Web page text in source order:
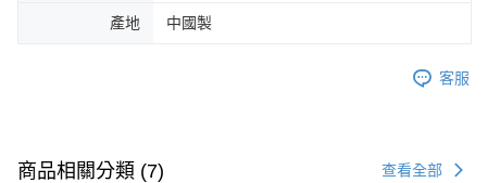
產地 中國製
客服
商品相關分類 (7) 查看全部